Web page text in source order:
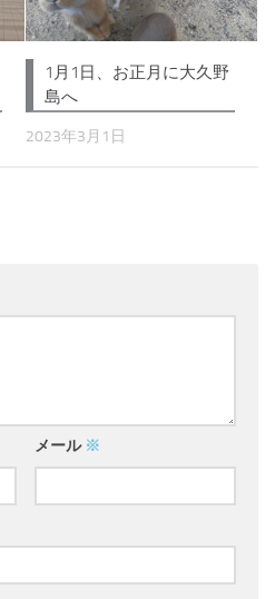
1月1日、お正月に大久野
島へ
2023年3月1日
メール ※